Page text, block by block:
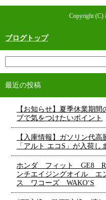
Copyright
ブログトップ
最近の投稿
【お知らせ】夏季休業期
ブで気をつけたいポイント
【入庫情報】ガソリン代
「アルト エコS」が入荷し
ホンダ フィット GE8
ンチエイジングオイル エ
ス ワコーズ WAKO‘S